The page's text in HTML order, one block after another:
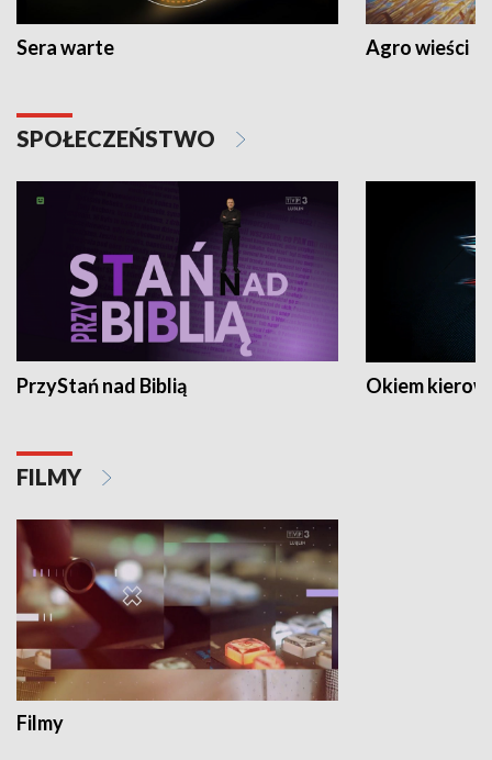
Sera warte Agro wieści
SPOŁECZEŃSTWO
PrzyStań nad Biblią Okiem
FILMY
Filmy